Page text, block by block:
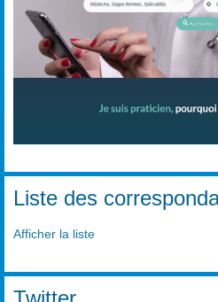
Liste des
Afficher la liste